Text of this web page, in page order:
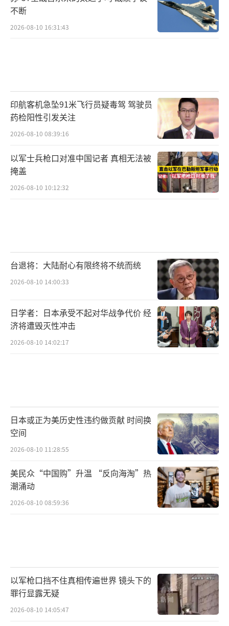
不断
2026-08-10 16:31:43
印航客机急坠91米飞行员疑毒驾 驾驶员
药检阳性引发关注
2026-08-10 08:39:16
以军士兵枪口对准中国记者 真相无法被
掩盖
2026-08-10 10:12:32
台退将：大陆耐心有限终将不统而统
2026-08-10 14:00:33
日学者：日本承受不起对华战争代价 经
济将遭毁灭性冲击
2026-08-10 14:02:17
日本或正为美历史性违约做贡献 时间换
空间
2026-08-10 11:28:55
美民众“中国购”升温 “反向海淘”热
潮涌动
2026-08-10 08:59:36
以军枪口挡不住真相传遍世界 镜头下的
罪行显露无疑
2026-08-10 14:05:47